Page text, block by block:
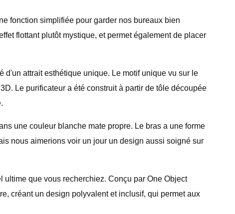
fonction simplifiée pour garder nos bureaux bien
flottant plutôt mystique, et permet également de placer
attrait esthétique unique. Le motif unique vu sur le
Le purificateur a été construit à partir de tôle découpée
une couleur blanche mate propre. Le bras a une forme
nous aimerions voir un jour un design aussi soigné sur
que vous recherchiez. Conçu par One Object
créant un design polyvalent et inclusif, qui permet aux